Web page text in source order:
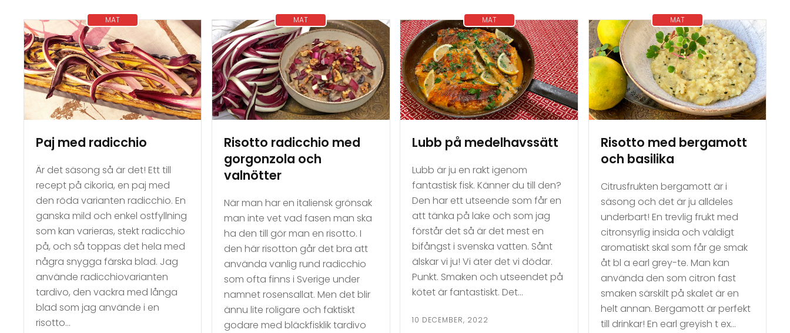
MAT
Paj med radicchio
Är det säsong så är det! Ett till
recept på cikoria, en paj med
den röda varianten radicchio. En
ganska mild och enkel ostfyllning
som kan varieras, stekt radicchio
på, och så toppas det hela med
några snygga färska blad. Jag
använde radicchiovarianten
tardivo, den vackra med långa
blad som jag använde i en
risotto…
MAT
Risotto radicchio med
gorgonzola och
valnötter
När man har en italiensk grönsak
man inte vet vad fasen man ska
ha den till gör man en risotto. I
den här risotton går det bra att
använda vanlig rund radicchio
som ofta finns i Sverige under
namnet rosensallat. Men det blir
ännu lite roligare och faktiskt
godare med bläckfisklik tardivo
MAT
Lubb på medelhavssätt
Lubb är ju en rakt igenom
fantastisk fisk. Känner du till den?
Den har ett utseende som får en
att tänka på lake och som jag
förstår det så är det mest en
bifångst i svenska vatten. Sånt
älskar vi ju! Vi äter det vi dödar.
Punkt. Smaken och utseendet på
kötet är fantastiskt. Det…
10 DECEMBER, 2022
MAT
Risotto med bergamott
och basilika
Citrusfrukten bergamott är i
säsong och det är ju alldeles
underbart! En trevlig frukt med
citronsyrlig insida och väldigt
aromatiskt skal som får ge smak
åt bl a earl grey-te. Man kan
använda den som citron fast
smaken särskilt på skalet är en
helt annan. Bergamott är perfekt
till drinkar! En earl greyish t ex…